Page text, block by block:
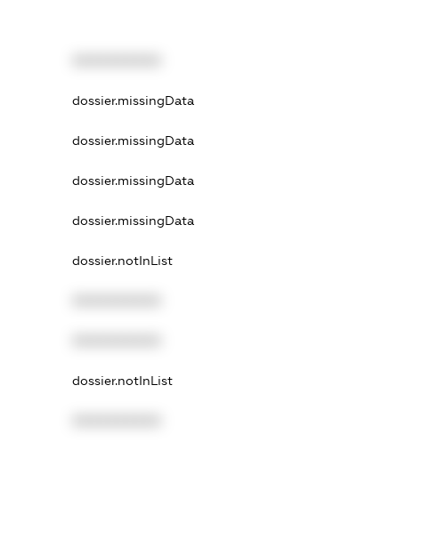
dossier.missingData
dossier.missingData
dossier.missingData
dossier.missingData
dossier.notInList
dossier.notInList